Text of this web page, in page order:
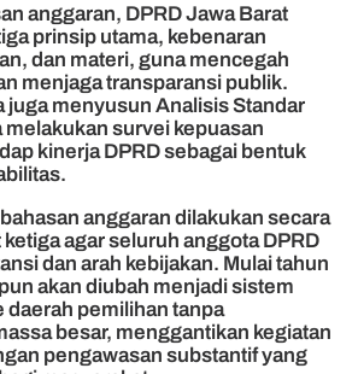
anggaran, DPRD Jawa Barat
prinsip utama, kebenaran
dan materi, guna mencegah
menjaga transparansi publik.
juga menyusun Analisis Standar
melakukan survei kepuasan
kinerja DPRD sebagai bentuk
anggaran dilakukan secara
agar seluruh anggota DPRD
dan arah kebijakan. Mulai tahun
akan diubah menjadi sistem
daerah pemilihan tanpa
besar, menggantikan kegiatan
pengawasan substantif yang